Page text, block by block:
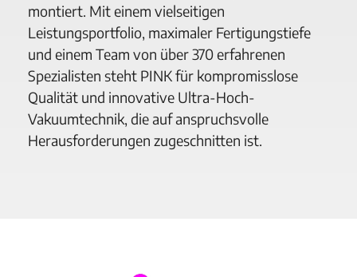
montiert. Mit einem vielseitigen
Leistungsportfolio, maximaler Fertigungstiefe
und einem Team von über 370 erfahrenen
Spezialisten steht PINK für kompromisslose
Qualität und innovative Ultra-Hoch-
Vakuumtechnik, die auf anspruchsvolle
Herausforderungen zugeschnitten ist.